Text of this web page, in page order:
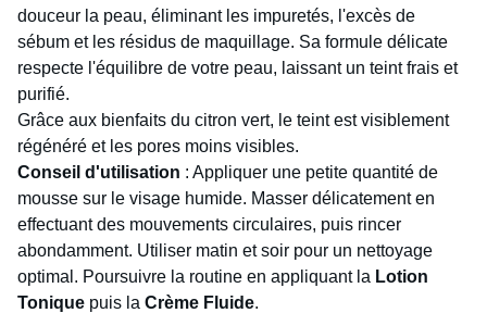
douceur la peau, éliminant les impuretés, l'excès de
sébum et les résidus de maquillage. Sa formule délicate
respecte l'équilibre de votre peau, laissant un teint frais et
purifié.
Grâce aux bienfaits du citron vert, le teint est visiblement
régénéré et les pores moins visibles.
Conseil d'utilisation : Appliquer une petite quantité de
mousse sur le visage humide. Masser délicatement en
effectuant des mouvements circulaires, puis rincer
abondamment. Utiliser matin et soir pour un nettoyage
optimal. Poursuivre la routine en appliquant la Lotion
Tonique puis la Crème Fluide.